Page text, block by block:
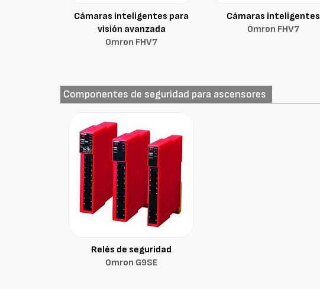
Cámaras inteligentes para
visión avanzada
Omron FHV7
Cámaras inteligentes
Omron FHV7
Componentes de seguridad para ascensores
Relés de seguridad
Omron G9SE